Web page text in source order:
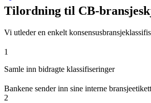
Tilordning til CB-
Vi utleder en enkelt
1
Samle inn bidragte klassifiseringer
Bankene sender inn sine interne
2